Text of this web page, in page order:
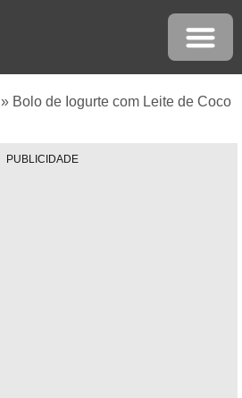
» Bolo de Iogurte com Leite de Coco
PUBLICIDADE